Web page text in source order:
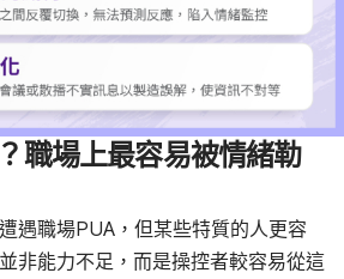
職場上最容易被情緒勒
遇職場PUA，但某些特質的人更容
非能力不足，而是操控者較容易從這